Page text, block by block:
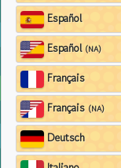
Español
Español (NA)
Français
Français (NA)
Deutsch